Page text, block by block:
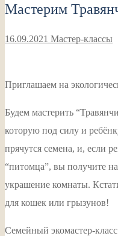
Мастерим
16.09.2021 Мастер-классы
Приглашаем на
Будем мастерить
которую под силу и
прячутся семена, и, если
“питомца”, вы получите
украшение комнаты.
для кошек или грызунов!
Семейный экомастер-класс